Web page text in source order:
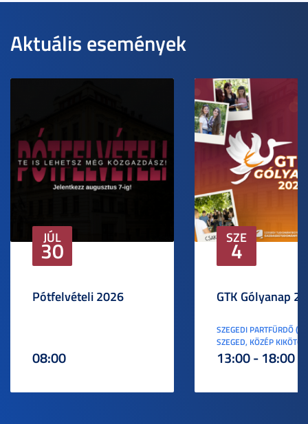
Aktuális események
JÚL
30
Pótfelvételi 2026
08:00
SZE
4
GTK Gólyanap
SZEGEDI PARTFÜRDŐ
SZEGED, KÖZÉP KIKÖTŐ
13:00 - 18:00